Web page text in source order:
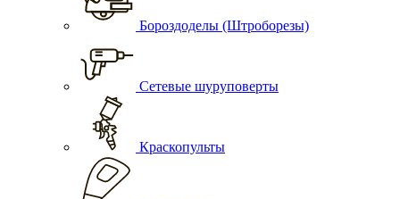
Бороздоделы (Штроборезы)
Сетевые шуруповерты
Краскопульты